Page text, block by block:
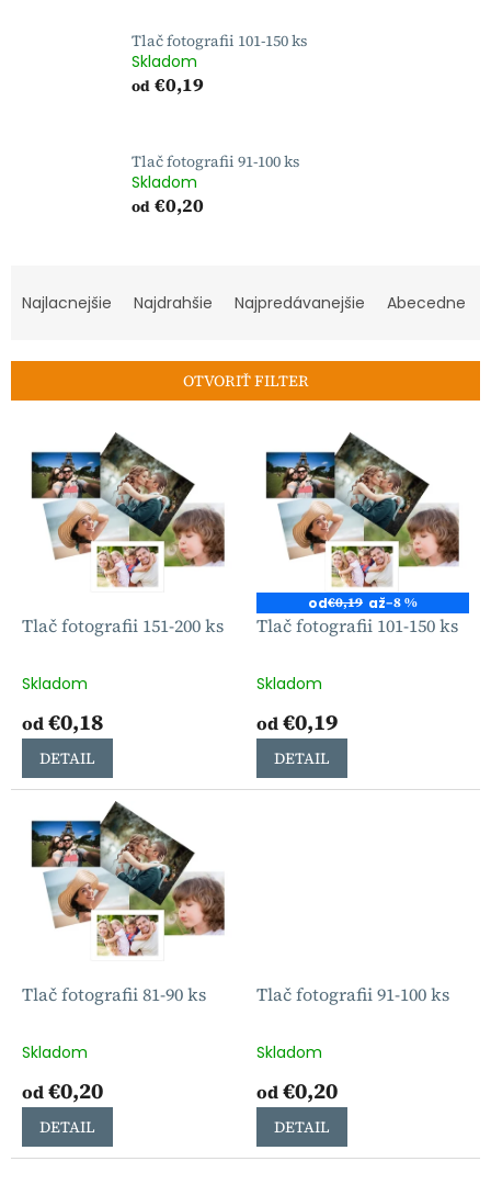
Tlač fotografii 101-150 ks
Skladom
od €0,19
Tlač fotografii 91-100 ks
Skladom
od €0,20
i
o
Najlacnejšie Najdrahšie Najpredávanejšie Abecedne
OTVORIŤ FILTER
d
k
o
v
Tlač fotografii 151-200 ks
Skladom
od€0,18
DETAIL
od€0,19 až–8 %
Tlač fotografii 101-150 ks
Skladom
od€0,19
DETAIL
Tlač fotografii 81-90 ks
Skladom
od€0,20
DETAIL
Tlač fotografii 91-100 ks
Skladom
od€0,20
DETAIL